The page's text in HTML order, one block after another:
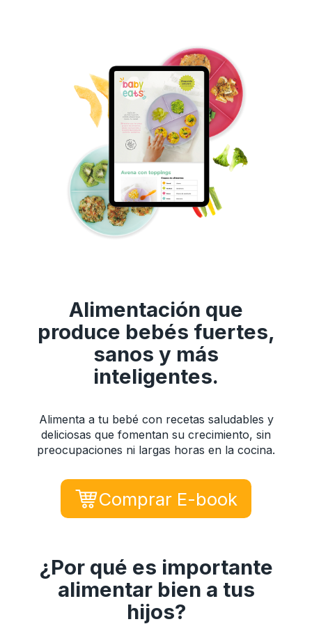
Alimentación que
produce bebés fuertes,
sanos y más
inteligentes.
Alimenta a tu bebé con recetas saludables y
deliciosas que fomentan su crecimiento, sin
preocupaciones ni largas horas en la cocina.
Comprar E-book
¿Por qué es importante
alimentar bien a tus
hijos?